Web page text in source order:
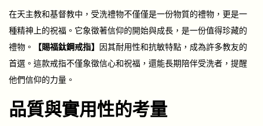
在天主教和基督教中，受洗禮物不僅僅是一份物質的禮物，更是一
種精神上的祝福。它象徵著信仰的開始與成長，是一份值得珍藏的
禮物。
【賜福鈦鋼戒指】 因其耐用性和抗敏特點，成為許多教友的
首選。這款戒指不僅象徵信心和祝福，還能長期陪伴受洗者，提醒
他們信仰的力量。
品質與實用性的考量